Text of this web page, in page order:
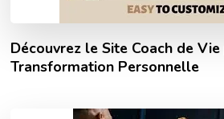
Découvrez le Site Coach de
Transformation Personnelle